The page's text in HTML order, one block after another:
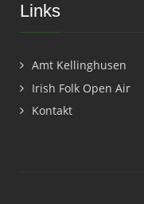
Links
Amt Kellinghusen
Irish Folk Open Air
Kontakt